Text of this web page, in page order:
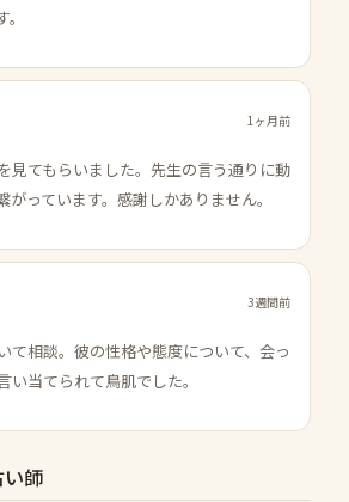
1ヶ月前
見てもらいました。先生の言う通りに動
がっています。感謝しかありません。
3週間前
て相談。彼の性格や態度について、会っ
い当てられて鳥肌でした。
師